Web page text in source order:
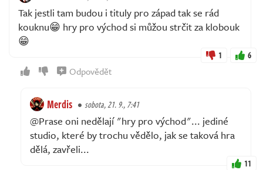
Tak jestli tam budou i tituly pro západ tak se rád
kouknu😁 hry pro východ si můžou strčit za klobouk
😁
1 6
Odpovědět
Merdis sobota, 21. 9., 7:41
@Prase oni nedělají "hry pro východ"... jediné
studio, které by trochu vědělo, jak se taková hra
dělá, zavřeli...
11